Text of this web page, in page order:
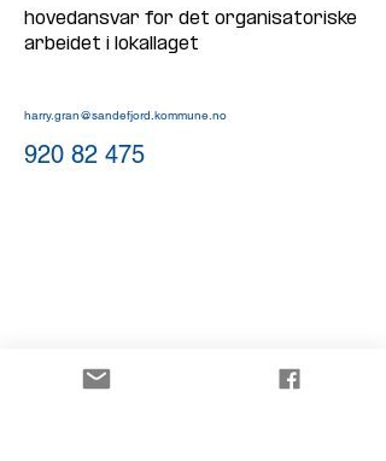
hovedansvar for det organisatoriske
arbeidet i lokallaget
harry.gran@sandefjord.kommune.no
920 82 475